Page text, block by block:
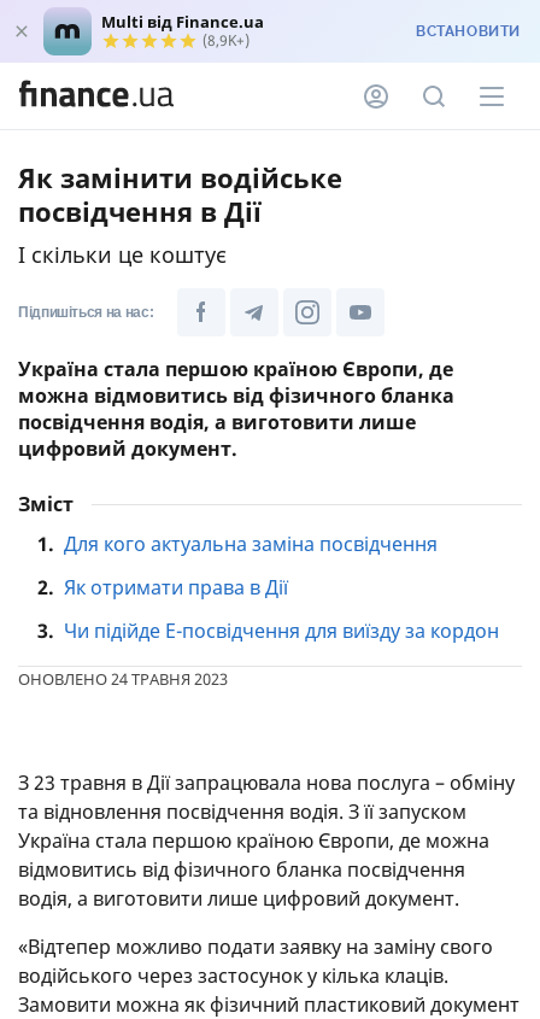
Multi від Finance.ua
(8,9K+) ВСТАНОВИТИ
Як замінити водійське
посвідчення в Дії
І скільки це коштує
Підпишіться на нас:
Україна стала першою країною Європи, де
можна відмовитись від фізичного бланка
посвідчення водія, а виготовити лише
цифровий документ.
Зміст
1. Для кого актуальна заміна посвідчення
2. Як отримати права в Дії
3. Чи підійде Е-посвідчення для виїзду за кордон
ОНОВЛЕНО 24 ТРАВНЯ 2023
З 23 травня в Дії запрацювала нова послуга – обміну
та відновлення посвідчення водія. З її запуском
Україна стала першою країною Європи, де можна
відмовитись від фізичного бланка посвідчення
водія, а виготовити лише цифровий документ.
«Відтепер можливо подати заявку на заміну свого
водійського через застосунок у кілька клаців.
Замовити можна як фізичний пластиковий документ